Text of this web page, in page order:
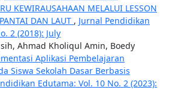
KEWIRAUSAHAAN MELALUI LESSON
DAN LAUT , Jurnal Pendidikan
2 (2018): July
Ahmad Kholiqul Amin, Boedy
Aplikasi Pembelajaran
Siswa Sekolah Dasar Berbasis
Edutama: Vol. 10 No. 2 (2023):